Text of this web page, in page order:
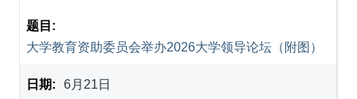
大学教育资助委员会举办2026大学领导论坛（附图）
6月21日